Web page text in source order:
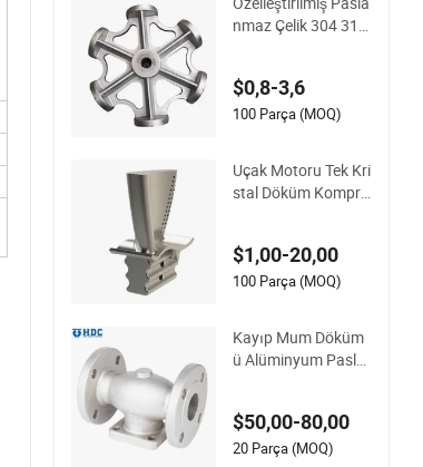
ka Dökümhanesi
nmaz Çelik 304 316
öküm
$0,8-3,6
100 Parça (MOQ)
Uçak Motoru Tek Kri
stal Döküm Kompre
$1,00-20,00
100 Parça (MOQ)
Kayıp Mum Döküm
ü Alüminyum Pasla
si Hassas Döküm P
arça Yatırım Döküm
$50,00-80,00
20 Parça (MOQ)